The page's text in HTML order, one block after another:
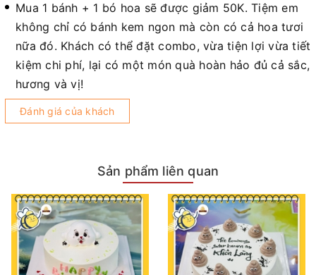
Mua 1 bánh + 1 bó hoa sẽ được giảm 50K. Tiệm em
không chỉ có bánh kem ngon mà còn có cả hoa tươi
nữa đó. Khách có thể đặt combo, vừa tiện lợi vừa tiết
kiệm chi phí, lại có một món quà hoàn hảo đủ cả sắc,
hương và vị!
Đánh giá của khách
Sản phẩm liên quan